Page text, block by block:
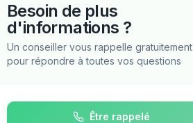
Besoin de plus
d'informations ?
Un conseiller vous rappelle gratuitement
pour répondre à toutes vos questions
Être rappelé